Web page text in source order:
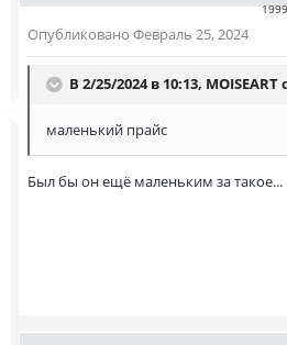
Опубликовано Февраль 25, 2024
В 2/25/2024 в 10:13, MOISEART
маленький прайс
Был бы он ещё маленьким за такое...